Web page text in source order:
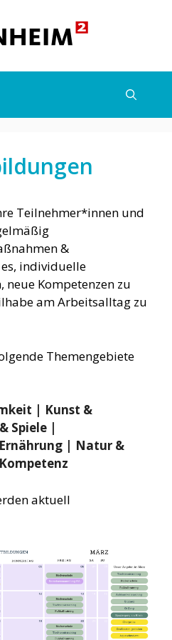
Teilnehmer*innen und
&
individuelle
neue Kompetenzen zu
am Arbeitsalltag zu
Themengebiete
| Kunst &
Spiele |
| Natur &
aktuell